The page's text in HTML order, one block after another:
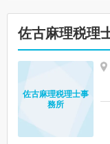
佐古麻理税理
佐古麻理税理士事
務所